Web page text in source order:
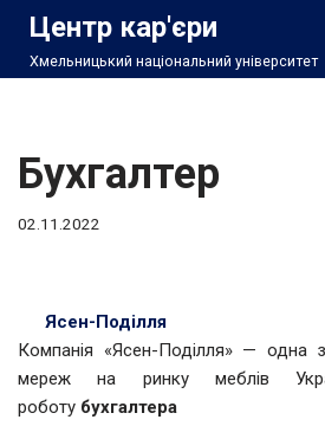
Перейти
Центр кар'єри
Хмельницький національний університет
Бухгалтер
02.11.2022
Ясен-Поділля
Компанія «Ясен-Поділля» — одна
мереж на ринку меблів
роботу бухгалтера